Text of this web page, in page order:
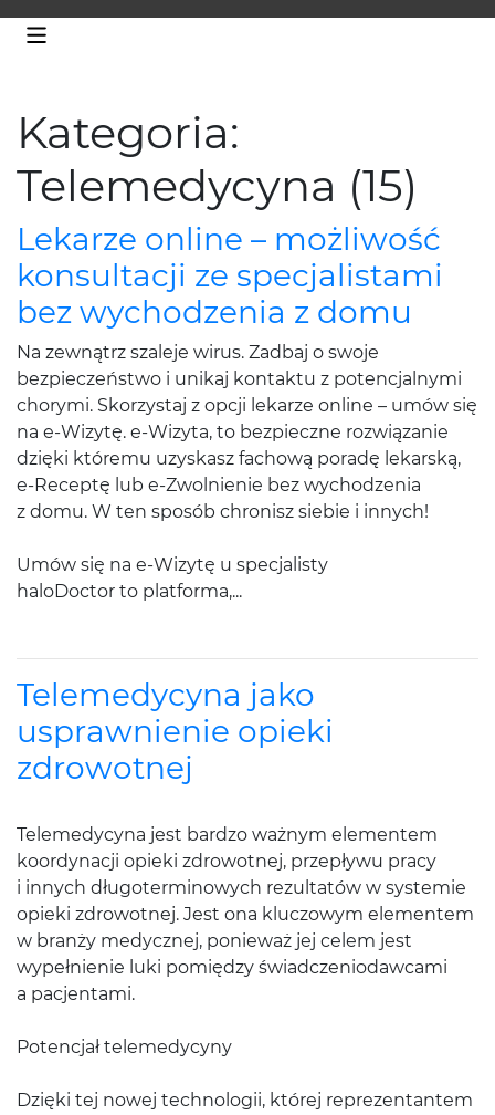
Kategoria:
Telemedycyna (15)
Lekarze online – możliwość
konsultacji ze specjalistami
bez wychodzenia z domu
Na zewnątrz szaleje wirus. Zadbaj o swoje
bezpieczeństwo i unikaj kontaktu z potencjalnymi
chorymi. Skorzystaj z opcji lekarze online – umów się
na e-Wizytę. e-Wizyta, to bezpieczne rozwiązanie
dzięki któremu uzyskasz fachową poradę lekarską,
e-Receptę lub e-Zwolnienie bez wychodzenia
z domu. W ten sposób chronisz siebie i innych!
Umów się na e-Wizytę u specjalisty
haloDoctor to platforma,...
Telemedycyna jako
usprawnienie opieki
zdrowotnej
Telemedycyna jest bardzo ważnym elementem
koordynacji opieki zdrowotnej, przepływu pracy
i innych długoterminowych rezultatów w systemie
opieki zdrowotnej. Jest ona kluczowym elementem
w branży medycznej, ponieważ jej celem jest
wypełnienie luki pomiędzy świadczeniodawcami
a pacjentami.
Potencjał telemedycyny
Dzięki tej nowej technologii, której reprezentantem